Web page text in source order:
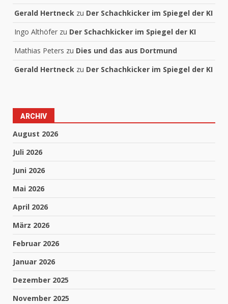
Gerald Hertneck zu Der Schachkicker im Spiegel der KI
Ingo Althöfer zu Der Schachkicker im Spiegel der KI
Mathias Peters zu Dies und das aus Dortmund
Gerald Hertneck zu Der Schachkicker im Spiegel der KI
ARCHIV
August 2026
Juli 2026
Juni 2026
Mai 2026
April 2026
März 2026
Februar 2026
Januar 2026
Dezember 2025
November 2025